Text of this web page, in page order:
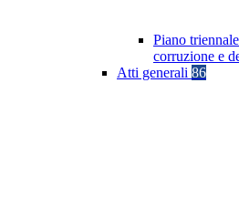
Piano
corruzione e
Atti generali 86